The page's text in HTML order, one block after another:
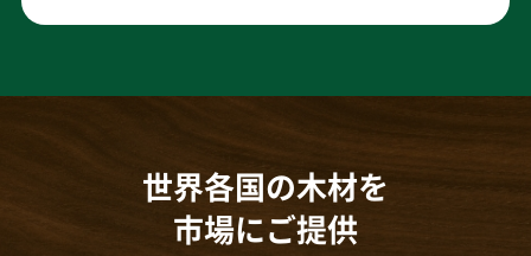
世界各国の木材を
市場にご提供